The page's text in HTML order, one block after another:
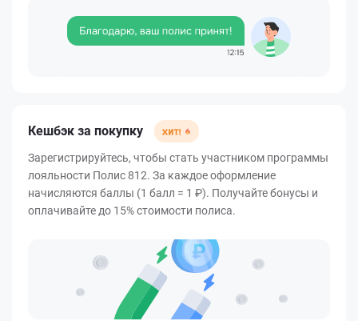
Кешбэк за покупку
Зарегистрируйтесь, чтобы стать участником программы
лояльности Полис 812. За каждое оформление
начисляются баллы (1 балл = 1 ₽). Получайте бонусы и
оплачивайте до 15% стоимости полиса.